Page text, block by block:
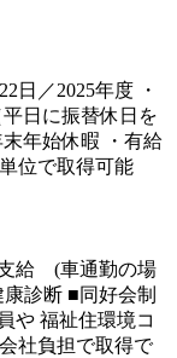
日／2025年度 ・
日に振替休日を
年始休暇 ・有給
位で取得可能
給 (車通勤の場
診断 ■同好会制
や 福祉住環境コ
社負担で取得で